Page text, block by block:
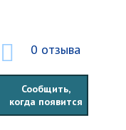
0 отзыва
Сообщить,
когда появится